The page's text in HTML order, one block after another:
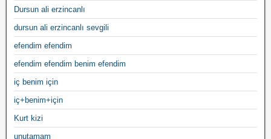
Dursun ali erzincanlı
dursun ali erzincanlı sevgili
efendim efendim
efendim efendim benim efendim
iç benim için
iç+benim+için
Kurt kizi
unutamam